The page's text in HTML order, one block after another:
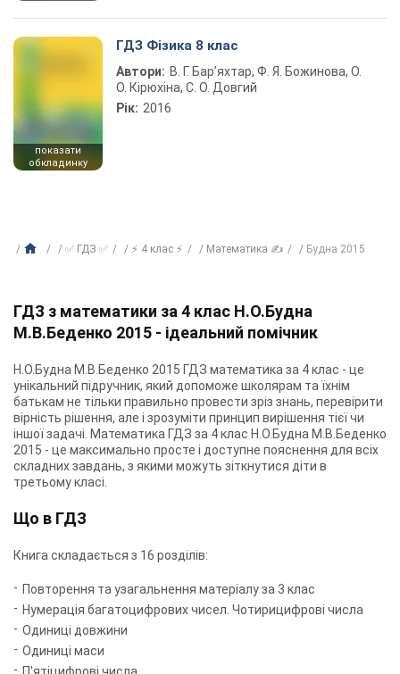
показати
обкладинку
ГДЗ Фізика 8 клас
Автори: В. Г. Бар’яхтар, Ф. Я. Божинова, О.
О. Кірюхіна, С. О. Довгий
Рік: 2016
✅ ГДЗ ✅ ⚡ 4 клас ⚡ Математика ✍ Будна 2015
ГДЗ з математики за 4 клас Н.О.Будна
М.В.Беденко 2015 - ідеальний помічник
Н.О.Будна М.В.Беденко 2015 ГДЗ математика за 4 клас - це
унікальний підручник, який допоможе школярам та їхнім
батькам не тільки правильно провести зріз знань, перевірити
вірність рішення, але і зрозуміти принцип вирішення тієї чи
іншої задачі. Математика ГДЗ за 4 клас Н.О.Будна М.В.Беденко
2015 - це максимально просте і доступне пояснення для всіх
складних завдань, з якими можуть зіткнутися діти в
третьому класі.
Що в ГДЗ
Книга складається з 16 розділів:
Повторення та узагальнення матеріалу за 3 клас
Нумерація багатоцифрових чисел. Чотирицифрові числа
Одиниці довжини
Одиниці маси